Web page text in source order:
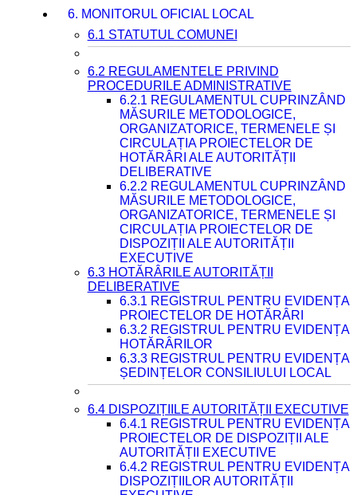
6. MONITORUL OFICIAL LOCAL
6.1 STATUTUL COMUNEI
6.2 REGULAMENTELE PRIVIND
PROCEDURILE ADMINISTRATIVE
6.2.1 REGULAMENTUL CUPRINZÂND
MĂSURILE METODOLOGICE,
ORGANIZATORICE, TERMENELE ȘI
CIRCULAȚIA PROIECTELOR DE
HOTĂRÂRI ALE AUTORITĂȚII
DELIBERATIVE
6.2.2 REGULAMENTUL CUPRINZÂND
MĂSURILE METODOLOGICE,
ORGANIZATORICE, TERMENELE ȘI
CIRCULAȚIA PROIECTELOR DE
DISPOZIȚII ALE AUTORITĂȚII
EXECUTIVE
6.3 HOTĂRÂRILE AUTORITĂȚII
DELIBERATIVE
6.3.1 REGISTRUL PENTRU EVIDENȚA
PROIECTELOR DE HOTĂRÂRI
6.3.2 REGISTRUL PENTRU EVIDENȚA
HOTĂRÂRILOR
6.3.3 REGISTRUL PENTRU EVIDENȚA
ȘEDINȚELOR CONSILIULUI LOCAL
6.4 DISPOZIȚIILE AUTORITĂȚII EXECUTIVE
6.4.1 REGISTRUL PENTRU EVIDENȚA
PROIECTELOR DE DISPOZIȚII ALE
AUTORITĂȚII EXECUTIVE
6.4.2 REGISTRUL PENTRU EVIDENȚA
DISPOZIȚIILOR AUTORITĂȚII